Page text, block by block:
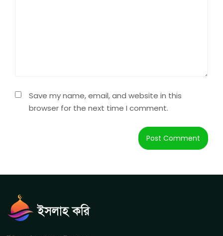
Save my name, email, and website in this
browser for the next time I comment.